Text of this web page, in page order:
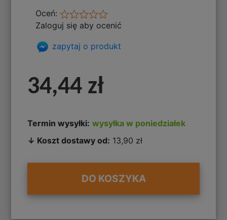
Oceń:
Zaloguj się aby ocenić
zapytaj o produkt
34,44 zł
Termin wysyłki: wysyłka w poniedziałek
↓ Koszt dostawy od: 13,90 zł
DO KOSZYKA